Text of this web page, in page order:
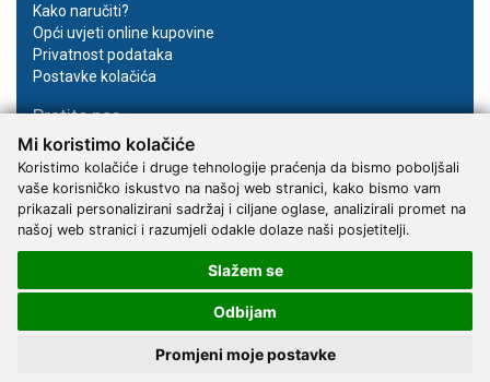
Mi koristimo kolačiće
Koristimo kolačiće i druge tehnologije praćenja da bismo poboljšali
vaše korisničko iskustvo na našoj web stranici, kako bismo vam
prikazali personalizirani sadržaj i ciljane oglase, analizirali promet na
našoj web stranici i razumjeli odakle dolaze naši posjetitelji.
Slažem se
Odbijam
Promjeni moje postavke
Kako naručiti?
Opći uvjeti online kupovine
Privatnost podataka
Postavke kolačića
Pratite nas
Facebook
Instagram
Youtube
2017 - 2026 © Kvantum-tim d.o.o.